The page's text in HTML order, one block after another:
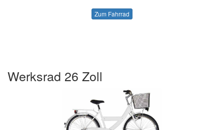
Zum Fahrrad
Werksrad 26 Zoll